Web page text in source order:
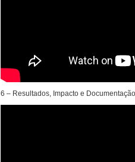
6 – Resultados, Impacto e Documentação